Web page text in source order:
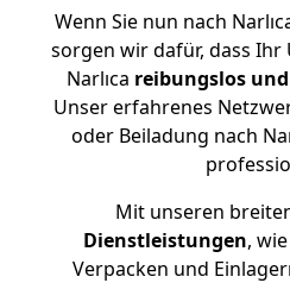
Wenn Sie nun nach
sorgen wir dafür, dass Ihr
Narlıca reibungslos
Unser erfahrenes
oder Beiladung nach
Mit unseren
Dienstleistungen,
Verpacken und